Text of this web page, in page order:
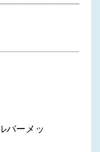
バーメッ